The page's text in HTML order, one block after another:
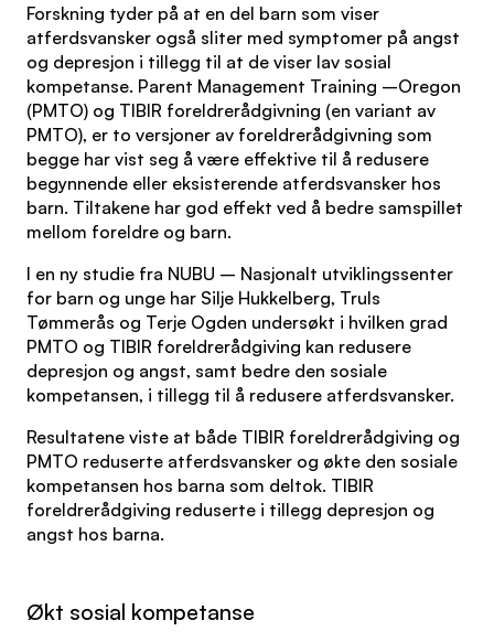
Forskning tyder på at en del barn som viser
atferdsvansker også sliter med symptomer på angst
og depresjon i tillegg til at de viser lav sosial
kompetanse. Parent Management Training –Oregon
(PMTO) og TIBIR foreldrerådgivning (en variant av
PMTO), er to versjoner av foreldrerådgivning som
begge har vist seg å være effektive til å redusere
begynnende eller eksisterende atferdsvansker hos
barn. Tiltakene har god effekt ved å bedre samspillet
mellom foreldre og barn.
I en ny studie fra NUBU – Nasjonalt utviklingssenter
for barn og unge har Silje Hukkelberg, Truls
Tømmerås og Terje Ogden undersøkt i hvilken grad
PMTO og TIBIR foreldrerådgiving kan redusere
depresjon og angst, samt bedre den sosiale
kompetansen, i tillegg til å redusere atferdsvansker.
Resultatene viste at både TIBIR foreldrerådgiving og
PMTO reduserte atferdsvansker og økte den sosiale
kompetansen hos barna som deltok. TIBIR
foreldrerådgiving reduserte i tillegg depresjon og
angst hos barna.
Økt sosial kompetanse